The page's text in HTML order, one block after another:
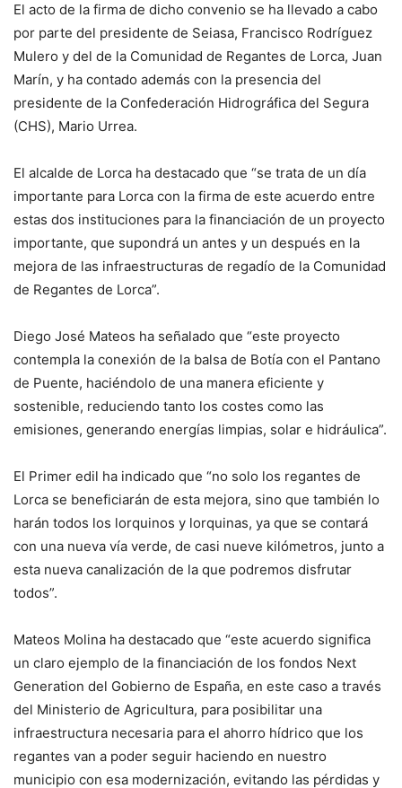
El acto de la firma de dicho convenio se ha llevado a cabo
por parte del presidente de Seiasa, Francisco Rodríguez
Mulero y del de la Comunidad de Regantes de Lorca, Juan
Marín, y ha contado además con la presencia del
presidente de la Confederación Hidrográfica del Segura
(CHS), Mario Urrea.
El alcalde de Lorca ha destacado que “se trata de un día
importante para Lorca con la firma de este acuerdo entre
estas dos instituciones para la financiación de un proyecto
importante, que supondrá un antes y un después en la
mejora de las infraestructuras de regadío de la Comunidad
de Regantes de Lorca”.
Diego José Mateos ha señalado que “este proyecto
contempla la conexión de la balsa de Botía con el Pantano
de Puente, haciéndolo de una manera eficiente y
sostenible, reduciendo tanto los costes como las
emisiones, generando energías limpias, solar e hidráulica”.
El Primer edil ha indicado que “no solo los regantes de
Lorca se beneficiarán de esta mejora, sino que también lo
harán todos los lorquinos y lorquinas, ya que se contará
con una nueva vía verde, de casi nueve kilómetros, junto a
esta nueva canalización de la que podremos disfrutar
todos”.
Mateos Molina ha destacado que “este acuerdo significa
un claro ejemplo de la financiación de los fondos Next
Generation del Gobierno de España, en este caso a través
del Ministerio de Agricultura, para posibilitar una
infraestructura necesaria para el ahorro hídrico que los
regantes van a poder seguir haciendo en nuestro
municipio con esa modernización, evitando las pérdidas y